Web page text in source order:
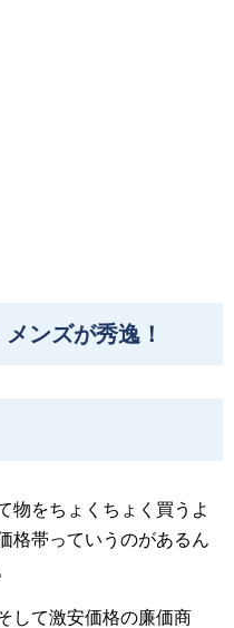
ンズが秀逸！
物をちょくちょく買うよ
格帯っていうのがあるん
して激安価格の廉価商